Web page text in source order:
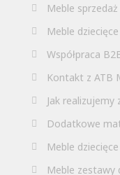
Meble
Meble
Współpraca
Kontakt z ATB
Jak realizujemy
Dodatkowe
Meble
Meble zestawy